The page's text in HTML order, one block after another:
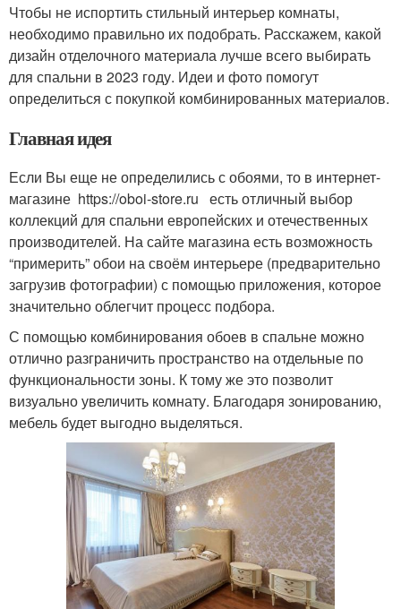
Чтобы не испортить стильный интерьер комнаты,
необходимо правильно их подобрать. Расскажем, какой
дизайн отделочного материала лучше всего выбирать
для спальни в 2023 году. Идеи и фото помогут
определиться с покупкой комбинированных материалов.
Главная идея
Если Вы еще не определились с обоями, то в интернет-
магазине https://oboi-store.ru есть отличный выбор
коллекций для спальни европейских и отечественных
производителей. На сайте магазина есть возможность
“примерить” обои на своём интерьере (предварительно
загрузив фотографии) с помощью приложения, которое
значительно облегчит процесс подбора.
С помощью комбинирования обоев в спальне можно
отлично разграничить пространство на отдельные по
функциональности зоны. К тому же это позволит
визуально увеличить комнату. Благодаря зонированию,
мебель будет выгодно выделяться.